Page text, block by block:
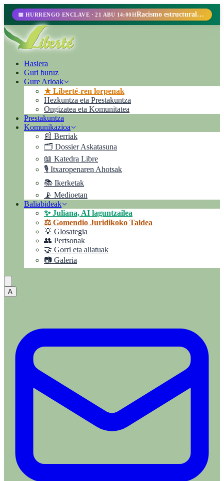
📅 HURRENGO ENCLAVE · 21 ABU 14:00H Racismo estructural, perfilamiento racial y abolicionismo carcelario.
Hasiera
Guri buruz
Gure Arloak
★ Liberté-ren lorpenak
Hezkuntza eta Prestakuntza
Ongizatea eta Komunitatea
Prestakuntza
Komunikazioa
📰 Berriak
🗂️ Dossier Askatasuna
📖 Katedra Libre
🎙️ Itxaropenaren Ahotsak
📚 Ikerketak
📡 Medioetan
Baliabideak
✨ Juliana, AI laguntzailea
⚖️ Gomendio Juridikoko Taldea
💡 Glosategia
👥 Pertsonak
🤝 Gorri eta aliatuak
📷 Galeria
A